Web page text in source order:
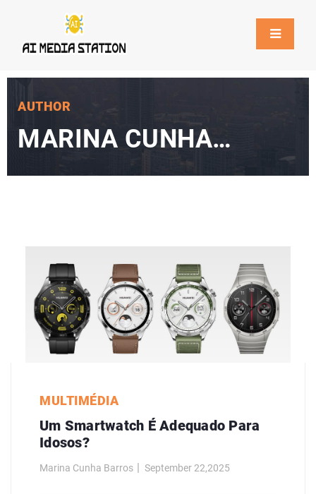
AUTHOR
MARINA CUNHA
BARROS
MULTIMÉDIA
Um Smartwatch É Adequado Para
Idosos?
Marina Cunha Barros September 22,2025